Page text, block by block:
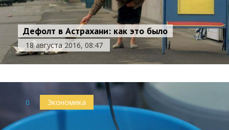
Дефолт в Астрахани: как это было
18 августа 2016, 08:47
0 Экономика